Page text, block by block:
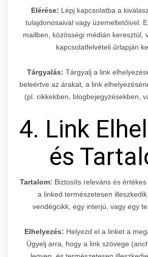
Elérése: Lépj kapcsolatba a
tulajdonosaival vagy üzemeltetőivel.
mailben, közösségi médián keresztül,
kapcsolatfelvételi űrlapján
Tárgyalás: Tárgyalj a link
beleértve az árakat, a link
(pl. cikkekben, blogbejegyzésekben,
4. Link
és
Tartalom: Biztosíts releváns és
a linked természetesen
vendégcikk, egy interjú, vagy egy
Elhelyezés: Helyezd el a linket a
Ügyelj arra, hogy a link szövege